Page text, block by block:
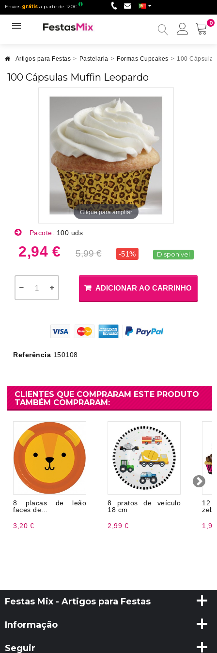
Envios grátis a partir de 120€
0
Minha
Artigos para Festas > Pastelaria > Formas Cupcakes > 100
100 Cápsulas Muffin Leopardo
Clique para ampliar
Pacote: 100 uds
2,94 € 5,99 € -51% Disponível
ADICIONAR AO CARRINHO
Referência 150108
CLIENTES QUE COMPRARAM ESTE PRODUTO
TAMBÉM COMPRARAM:
8 placas de leão
faces de...
3,20 €
8 pratos de veículo
18 cm
2,99 €
12
Festas Mix - Artigos para Festas
Informação
Seguir